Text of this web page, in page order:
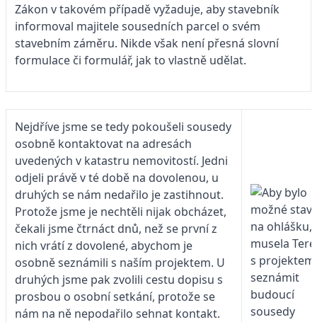
Zákon v takovém případě vyžaduje, aby stavebník
informoval majitele sousedních parcel o svém
stavebním záměru. Nikde však není přesná slovní
formulace či formulář, jak to vlastně udělat.
Nejdříve jsme se tedy pokoušeli sousedy
osobně kontaktovat na adresách
uvedených v katastru nemovitostí. Jedni
odjeli právě v té době na dovolenou, u
druhých se nám nedařilo je zastihnout.
Protože jsme je nechtěli nijak obcházet,
čekali jsme čtrnáct dnů, než se první z
nich vrátí z dovolené, abychom je
osobně seznámili s naším projektem. U
druhých jsme pak zvolili cestu dopisu s
prosbou o osobní setkání, protože se
nám na ně nepodařilo sehnat kontakt.